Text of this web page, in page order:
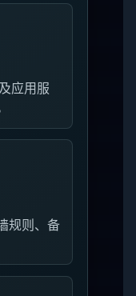
应用服
规则、备